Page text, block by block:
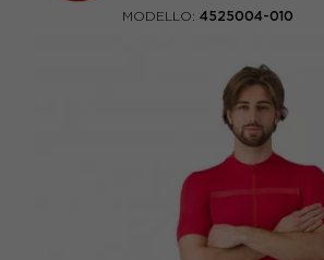
MODELLO: 4525004-010